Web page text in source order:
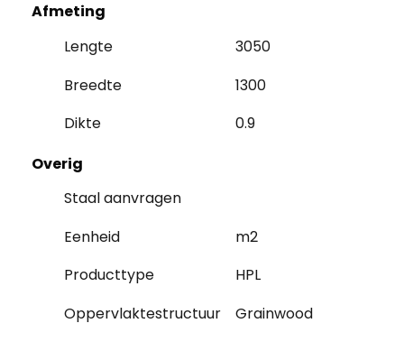
Afmeting
Lengte
3050
Breedte
1300
Dikte
0.9
Overig
Staal aanvragen
Eenheid
m2
Producttype
HPL
Oppervlaktestructuur
Grainwood